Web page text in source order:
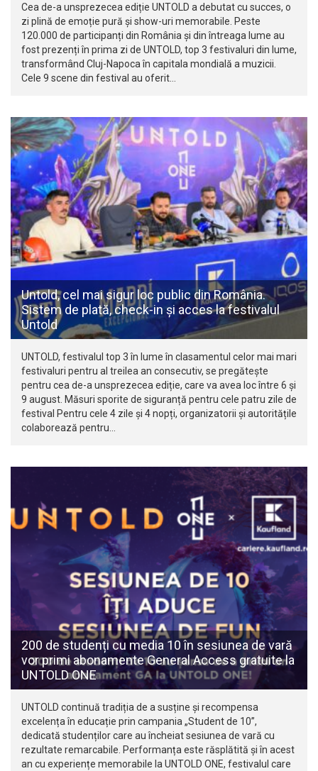
Cea de-a unsprezecea ediție UNTOLD a debutat cu succes, o
zi plină de emoție pură și show-uri memorabile. Peste
120.000 de participanți din România și din întreaga lume au
fost prezenți în prima zi de UNTOLD, top 3 festivaluri din lume,
transformând Cluj-Napoca în capitala mondială a muzicii.
Cele 9 scene din festival au oferit…
Untold, cel mai sigur loc public din România.
Sistem de plată, check-in și acces la festivalul
Untold
UNTOLD, festivalul top 3 în lume în clasamentul celor mai mari
festivaluri pentru al treilea an consecutiv, se pregătește
pentru cea de-a unsprezecea ediție, care va avea loc între 6 și
9 august. Măsuri sporite de siguranță pentru cele patru zile de
festival Pentru cele 4 zile și 4 nopți, organizatorii și autoritățile
colaborează pentru…
200 de studenți cu media 10 în sesiunea de vară
vor primi abonamente General Access gratuite la
UNTOLD ONE
UNTOLD continuă tradiția de a susține și recompensa
excelența în educație prin campania „Student de 10”,
dedicată studenților care au încheiat sesiunea de vară cu
rezultate remarcabile. Performanța este răsplătită și în acest
an cu experiențe memorabile la UNTOLD ONE, festivalul care